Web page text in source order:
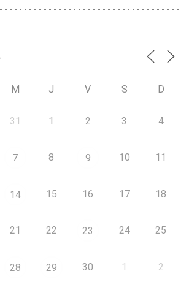
M J V S D
31 1 2 3 4
7 8 9 10 11
14 15 16 17 18
21 22 23 24 25
28 29 30 1 2